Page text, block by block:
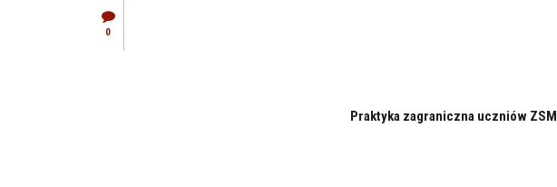
0
Praktyka zagraniczna uczniów ZSM